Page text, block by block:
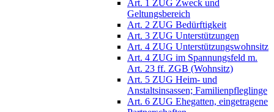
Art. 1 ZUG Zweck und
Geltungsbereich
Art. 2 ZUG Bedürftigkeit
Art. 3 ZUG Unterstützungen
Art. 4 ZUG Unterstützungswohnsitz
Art. 4 ZUG im Spannungsfeld m.
Art. 23 ff. ZGB (Wohnsitz)
Art. 5 ZUG Heim- und
Anstaltsinsassen; Familienpfleglinge
Art. 6 ZUG Ehegatten, eingetragene